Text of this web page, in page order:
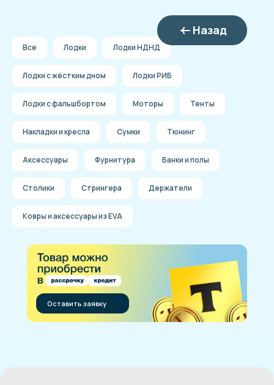
Назад
Все Лодки Лодки НДНД
Лодки с жёстким дном Лодки РИБ
Лодки с фальшбортом Моторы Тенты
Накладки и кресла Сумки Тюнинг
Аксессуары Фурнитура Банки и полы
Столики Стрингера Держатели
Ковры и аксессуары из EVA
Оставить заявку